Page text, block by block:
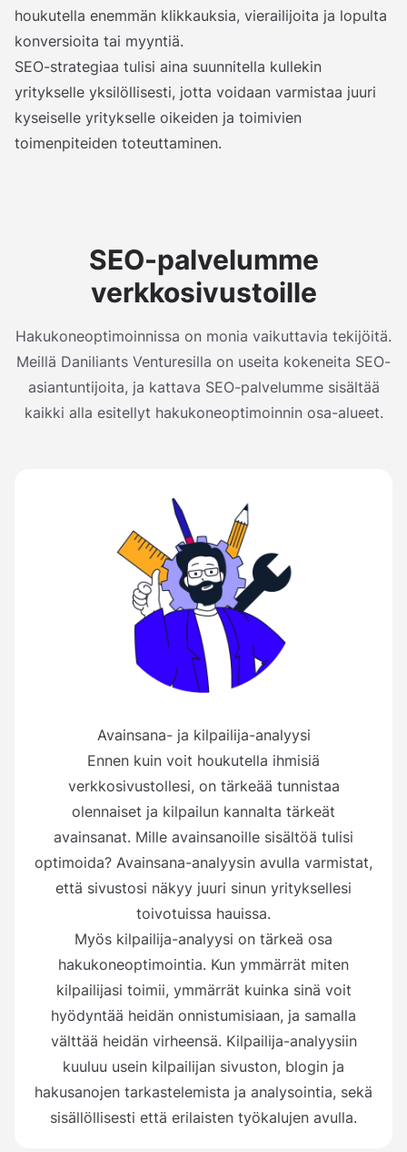
houkutella enemmän klikkauksia, vierailijoita ja lopulta
konversioita tai myyntiä.
SEO-strategiaa tulisi aina suunnitella kullekin
yritykselle yksilöllisesti, jotta voidaan varmistaa juuri
kyseiselle yritykselle oikeiden ja toimivien
toimenpiteiden toteuttaminen.
SEO-palvelumme
verkkosivustoille
Hakukoneoptimoinnissa on monia vaikuttavia tekijöitä.
Meillä Daniliants Venturesilla on useita kokeneita SEO-
asiantuntijoita, ja kattava SEO-palvelumme sisältää
kaikki alla esitellyt hakukoneoptimoinnin osa-alueet.
Avainsana- ja kilpailija-analyysi
Ennen kuin voit houkutella ihmisiä
verkkosivustollesi, on tärkeää tunnistaa
olennaiset ja kilpailun kannalta tärkeät
avainsanat. Mille avainsanoille sisältöä tulisi
optimoida? Avainsana-analyysin avulla varmistat,
että sivustosi näkyy juuri sinun yrityksellesi
toivotuissa hauissa.
Myös kilpailija-analyysi on tärkeä osa
hakukoneoptimointia. Kun ymmärrät miten
kilpailijasi toimii, ymmärrät kuinka sinä voit
hyödyntää heidän onnistumisiaan, ja samalla
välttää heidän virheensä. Kilpailija-analyysiin
kuuluu usein kilpailijan sivuston, blogin ja
hakusanojen tarkastelemista ja analysointia, sekä
sisällöllisesti että erilaisten työkalujen avulla.